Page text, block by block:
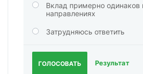
Вклад примерно одинаков
направлениях
Затрудняюсь ответить
ГОЛОСОВАТЬ Результат